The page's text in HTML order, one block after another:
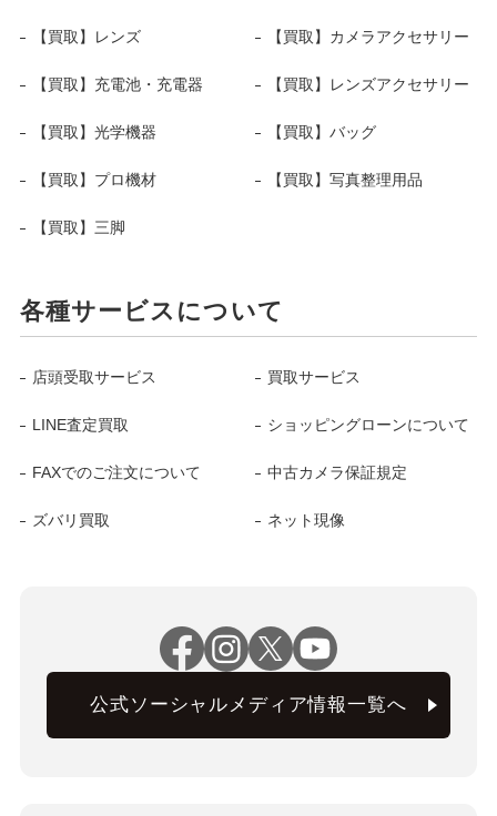
【買取】レンズ 【買取】カメラアクセサリー
【買取】充電池・充電器 【買取】レンズアクセサリー
【買取】光学機器 【買取】バッグ
【買取】プロ機材 【買取】写真整理用品
【買取】三脚
各種サービスについて
店頭受取サービス 買取サービス
LINE査定買取 ショッピングローンについて
FAXでのご注文について 中古カメラ保証規定
ズバリ買取 ネット現像
公式ソーシャルメディア情報一覧へ